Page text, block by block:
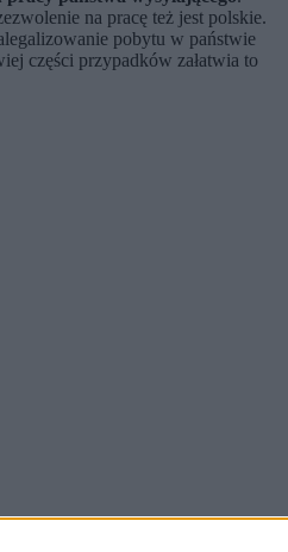
na pracę też jest polskie.
pobytu w państwie
części przypadków załatwia to